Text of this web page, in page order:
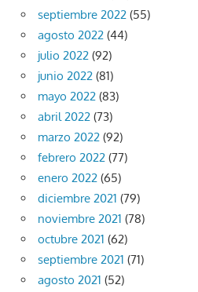
septiembre 2022 (55)
agosto 2022 (44)
julio 2022 (92)
junio 2022 (81)
mayo 2022 (83)
abril 2022 (73)
marzo 2022 (92)
febrero 2022 (77)
enero 2022 (65)
diciembre 2021 (79)
noviembre 2021 (78)
octubre 2021 (62)
septiembre 2021 (71)
agosto 2021 (52)